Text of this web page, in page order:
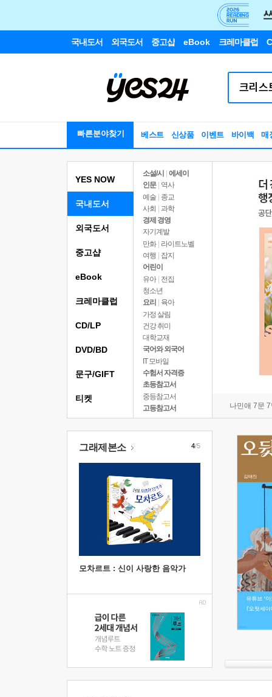
국내도서 외국도서 중고샵 eBook 크레마클럽
빠른분야찾기 베스트 신상품 이벤트 바이백 매
YES NOW
국내도서
소설/시
에세이
인문
역사
예술 | 종교
사회 | 과학
경제 경영
자기계발
만화 | 라이트노벨
여행
잡지
어린이
유아 | 전집
청소년
요리
육아
가정 살림
건강 취미
대학교재
국어와 외국어
IT 모바일
수험서 자격증
초등참고서
중등참고서
고등참고서
나민애 7문
외국도서
중고샵
eBook
크레마클럽
CD/LP
DVD/BD
문구/GIFT
티켓
그래제본소
모차르트 : 신이 사랑한 음악가
4/5